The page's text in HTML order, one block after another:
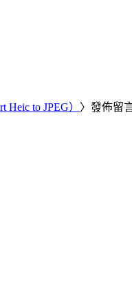
to JPEG） 〉發佈留